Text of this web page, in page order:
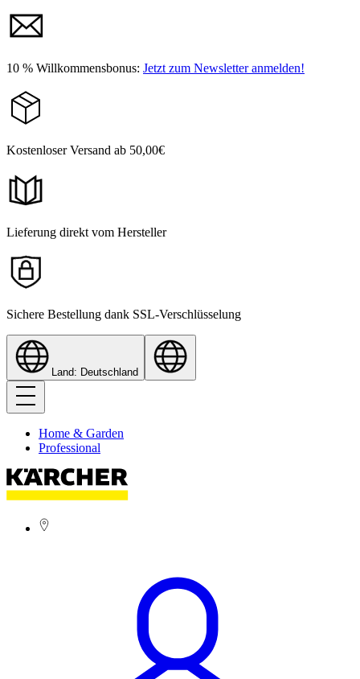
10 % Willkommensbonus: Jetzt zum Newsletter anmelden!
Kostenloser Versand ab 50,00€
Lieferung direkt vom Hersteller
Sichere Bestellung dank SSL-Verschlüsselung
Land: Deutschland
Home & Garden
Professional